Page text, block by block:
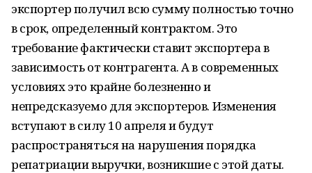
экспортер получил всю сумму полностью точно
в срок, определенный контрактом. Это
требование фактически ставит экспортера в
зависимость от контрагента. А в современных
условиях это крайне болезненно и
непредсказуемо для экспортеров. Изменения
вступают в силу 10 апреля и будут
распространяться на нарушения порядка
репатриации выручки, возникшие с этой даты.